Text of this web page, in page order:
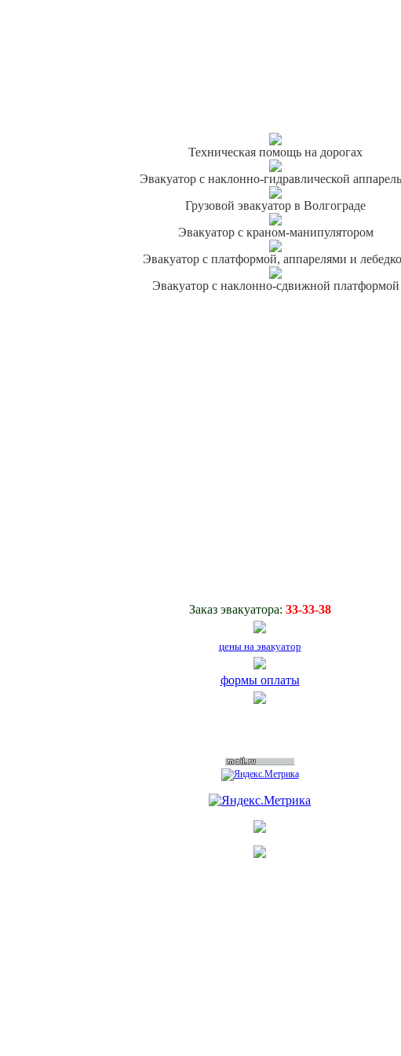
Техническая помощь на дорогах
Эвакуатор с наклонно-гидравлической
Грузовой эвакуатор в Волгограде
Эвакуатор с краном-манипулятором
Эвакуатор с платформой, аппарелями и
Эвакуатор с наклонно-сдвижной платформой
Заказ эвакуатора: 33-33-38
цены на эвакуатор
формы оплаты